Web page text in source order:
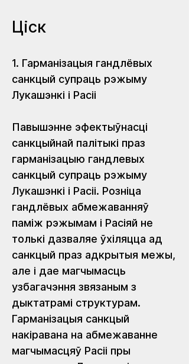
Ціск
1. Гарманізацыя гандлёвых
санкцый супраць рэжыму
Лукашэнкі і Расіі
Павышэнне эфектыўнасці
санкцыйнай палітыкі праз
гарманізацыю гандлевых
санкцый супраць рэжыму
Лукашэнкі і Расіі. Розніца
гандлёвых абмежаванняў
паміж рэжымам і Расіяй не
толькі дазваляе ўхіляцца ад
санкцый праз адкрытыя межы,
але і дае магчымасць
узбагачэння звязаным з
дыктатрамі структурам.
Гарманізацыя санкцый
накіравана на абмежаванне
магчымасцяў Расіі пры